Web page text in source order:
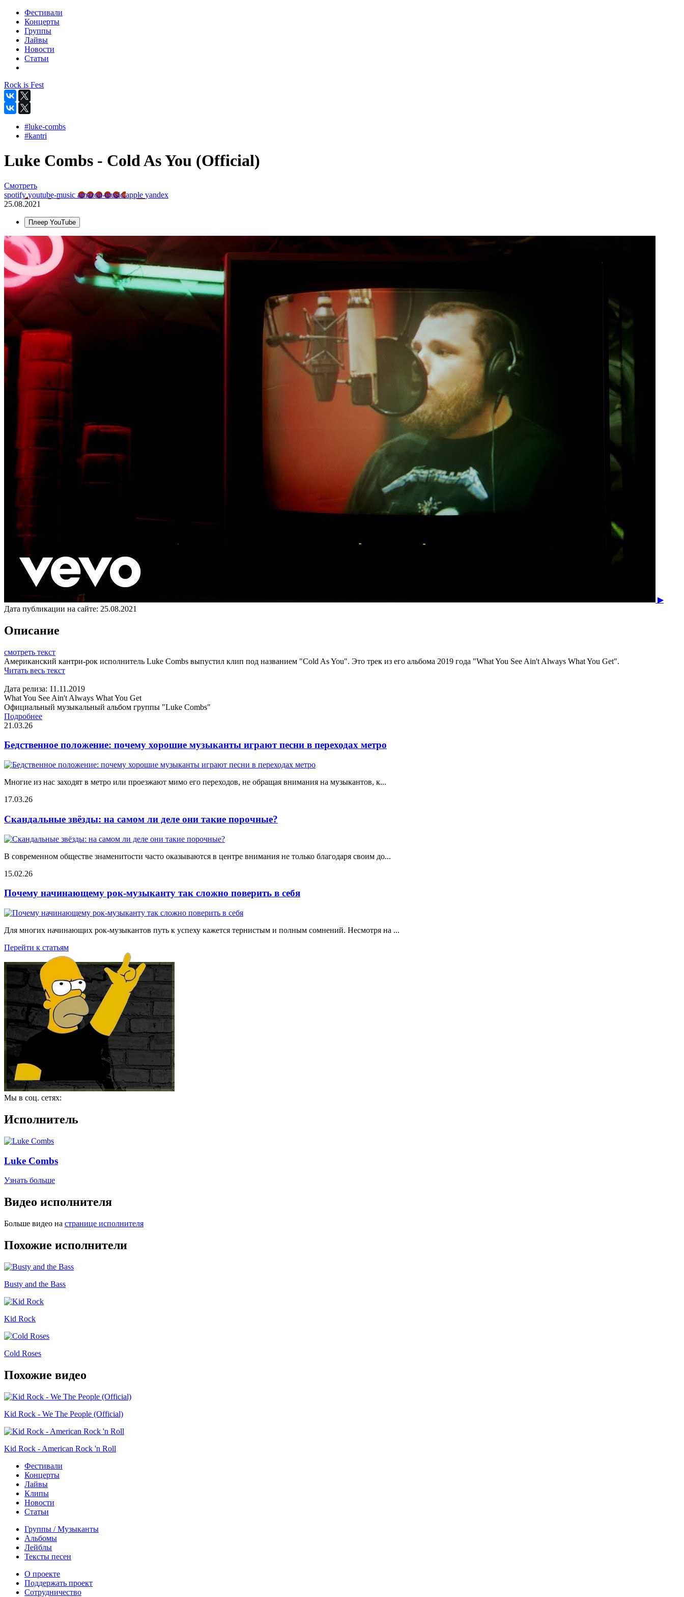
Фестивали
Концерты
Группы
Лайвы
Новости
Статьи
Rock is Fest
#luke-combs
#kantri
Luke Combs - Cold As You (Official)
Смотреть
spotifyyoutube-music amazon-musicapple yandex
25.08.2021
Плеер YouTube
▶
Дата публикации на сайте: 25.08.2021
Описание
смотреть текст
Американский кантри-рок исполнитель Luke Combs выпустил клип под названием "Cold As You". Это трек из его альбома 2019 года "What You See Ain't Always What You Get".
Читать весь текст
Дата релиза: 11.11.2019
What You See Ain't Always What You Get
Официальный музыкальный альбом группы "Luke Combs"
Подробнее
21.03.26
Бедственное положение: почему хорошие музыканты играют песни в переходах метро
Многие из нас заходят в метро или проезжают мимо его переходов, не обращая внимания на музыкантов, к...
17.03.26
Скандальные звёзды: на самом ли деле они такие порочные?
В современном обществе знаменитости часто оказываются в центре внимания не только благодаря своим до...
15.02.26
Почему начинающему рок-музыканту так сложно поверить в себя
Для многих начинающих рок-музыкантов путь к успеху кажется тернистым и полным сомнений. Несмотря на ...
Перейти к статьям
Мы в соц. сетях:
Исполнитель
Luke Combs
Узнать больше
Видео исполнителя
Больше видео на странице исполнителя
Похожие исполнители
Busty and the Bass
Kid Rock
Cold Roses
Похожие видео
Kid Rock - We The People (Official)
Kid Rock - American Rock 'n Roll
Фестивали
Концерты
Лайвы
Клипы
Новости
Статьи
Группы / Музыканты
Альбомы
Лейблы
Тексты песен
О проекте
Поддержать проект
Сотрудничество